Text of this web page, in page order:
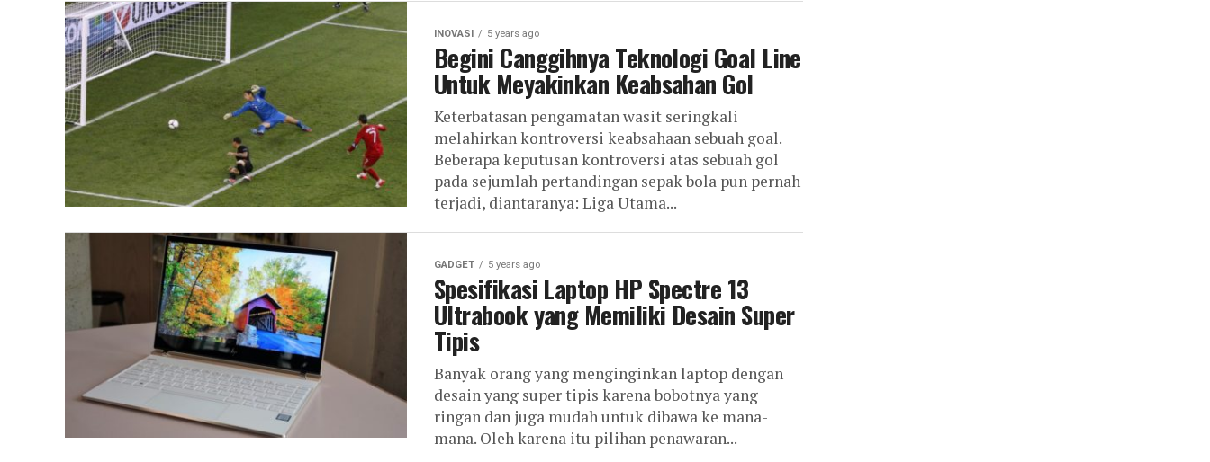
INOVASI 5 years ago
Begini Canggihnya Teknologi Goal Line
Untuk Meyakinkan Keabsahan Gol
Keterbatasan pengamatan wasit seringkali
melahirkan kontroversi keabsahaan sebuah goal.
Beberapa keputusan kontroversi atas sebuah gol
pada sejumlah pertandingan sepak bola pun pernah
terjadi, diantaranya: Liga Utama...
GADGET 5 years ago
Spesifikasi Laptop HP Spectre 13
Ultrabook yang Memiliki Desain Super
Tipis
Banyak orang yang menginginkan laptop dengan
desain yang super tipis karena bobotnya yang
ringan dan juga mudah untuk dibawa ke mana-
mana. Oleh karena itu pilihan penawaran...